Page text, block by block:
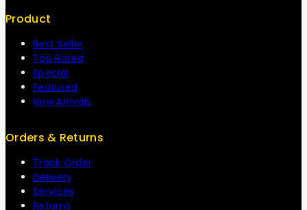
Product
Best Seller
Top Rated
Special
Featured
New Arrivals
Orders & Returns
Track Order
Delivery
Services
Returns